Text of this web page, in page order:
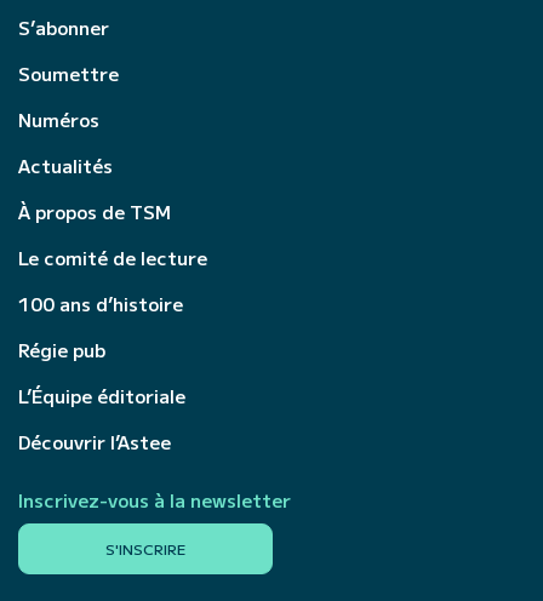
S’abonner
Soumettre
Numéros
Actualités
À propos de TSM
Le comité de lecture
100 ans d’histoire
Régie pub
L’Équipe éditoriale
Découvrir l’Astee
Inscrivez-vous à la newsletter
S'INSCRIRE